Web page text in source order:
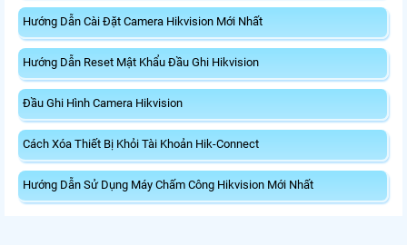
Hướng Dẫn Cài Đặt Camera Hikvision Mới Nhất
Hướng Dẫn Reset Mật Khẩu Đầu Ghi Hikvision
Đầu Ghi Hình Camera Hikvision
Cách Xóa Thiết Bị Khỏi Tài Khoản Hik-Connect
Hướng Dẫn Sử Dụng Máy Chấm Công Hikvision Mới Nhất